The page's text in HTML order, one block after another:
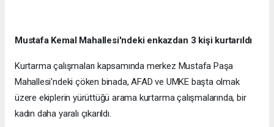
Mustafa Kemal Mahallesi'ndeki enkazdan 3 kişi kurtarıldı
Kurtarma çalışmaları kapsamında merkez Mustafa Paşa
Mahallesi'ndeki çöken binada, AFAD ve UMKE başta olmak
üzere ekiplerin yürüttüğü arama kurtarma çalışmalarında, bir
kadın daha yaralı çıkarıldı.